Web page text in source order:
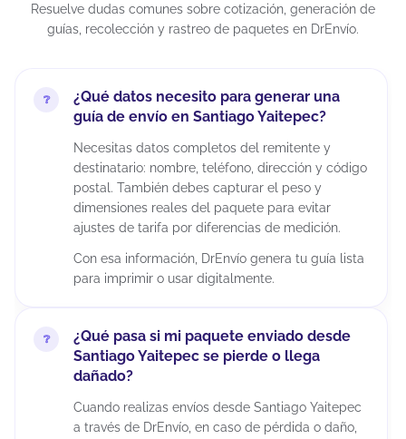
Resuelve dudas comunes sobre cotización, generación de
guías, recolección y rastreo de paquetes en DrEnvío.
¿Qué datos necesito para generar una
guía de envío en Santiago Yaitepec?
Necesitas datos completos del remitente y
destinatario: nombre, teléfono, dirección y código
postal. También debes capturar el peso y
dimensiones reales del paquete para evitar
ajustes de tarifa por diferencias de medición.
Con esa información, DrEnvío genera tu guía lista
para imprimir o usar digitalmente.
¿Qué pasa si mi paquete enviado desde
Santiago Yaitepec se pierde o llega
dañado?
Cuando realizas envíos desde Santiago Yaitepec
a través de DrEnvío, en caso de pérdida o daño,